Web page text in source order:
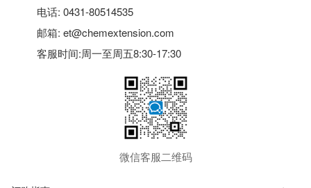
电话: 0431-80514535
邮箱: et@chemextension.com
客服时间:周一至周五8:30-17:30
微信客服二维码